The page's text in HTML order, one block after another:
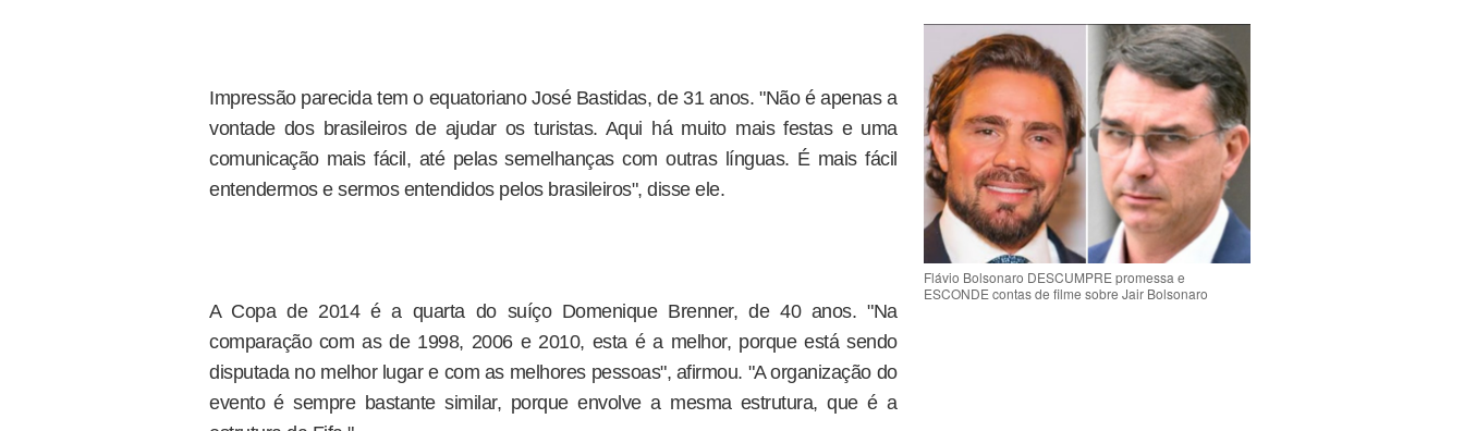
Impressão parecida tem o equatoriano José Bastidas, de 31 anos. "Não é apenas a
vontade dos brasileiros de ajudar os turistas. Aqui há muito mais festas e uma
comunicação mais fácil, até pelas semelhanças com outras línguas. É mais fácil
entendermos e sermos entendidos pelos brasileiros", disse ele.
A Copa de 2014 é a quarta do suíço Domenique Brenner, de 40 anos. "Na
comparação com as de 1998, 2006 e 2010, esta é a melhor, porque está sendo
disputada no melhor lugar e com as melhores pessoas", afirmou. "A organização do
evento é sempre bastante similar, porque envolve a mesma estrutura, que é a
Flávio Bolsonaro DESCUMPRE promessa e
ESCONDE contas de filme sobre Jair Bolsonaro